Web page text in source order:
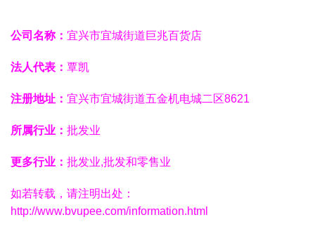
公司名称： 宜兴市宜城街道巨兆百货店
法人代表： 覃凯
注册地址： 宜兴市宜城街道五金机电城二区8621
所属行业： 批发业
更多行业： 批发业,批发和零售业
如若转载，请注明出处：
http://www.bvupee.com/information.html